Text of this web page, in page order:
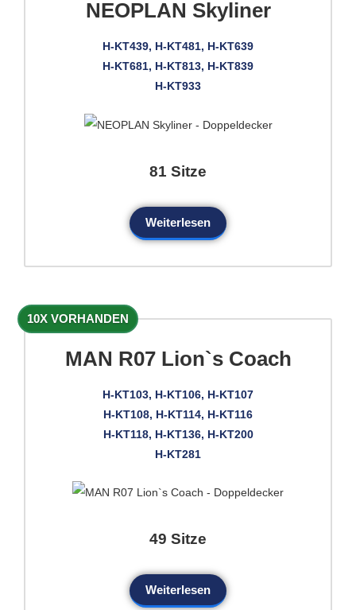
NEOPLAN Skyliner
H-KT439, H-KT481, H-KT639
H-KT681, H-KT813, H-KT839
H-KT933
81 Sitze
Weiterlesen
10X VORHANDEN
MAN R07 Lion`s Coach
H-KT103, H-KT106, H-KT107
H-KT108, H-KT114, H-KT116
H-KT118, H-KT136, H-KT200
H-KT281
49 Sitze
Weiterlesen